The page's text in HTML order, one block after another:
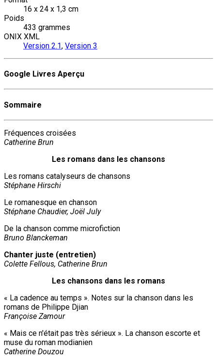
16 x 24 x 1,3 cm
Poids
433 grammes
ONIX XML
Version 2.1, Version 3
Google Livres Aperçu
Sommaire
Fréquences croisées
Catherine Brun
Les romans dans les chansons
Les romans catalyseurs de chansons
Stéphane Hirschi
Le romanesque en chanson
Stéphane Chaudier, Joël July
De la chanson comme microfiction
Bruno Blanckeman
Chanter juste (entretien)
Colette Fellous, Catherine Brun
Les chansons dans les romans
« La cadence au temps ». Notes sur la chanson dans les
romans de Philippe Djian
Françoise Zamour
« Mais ce n'était pas très sérieux ». La chanson escorte et
muse du roman modianien
Catherine Douzou